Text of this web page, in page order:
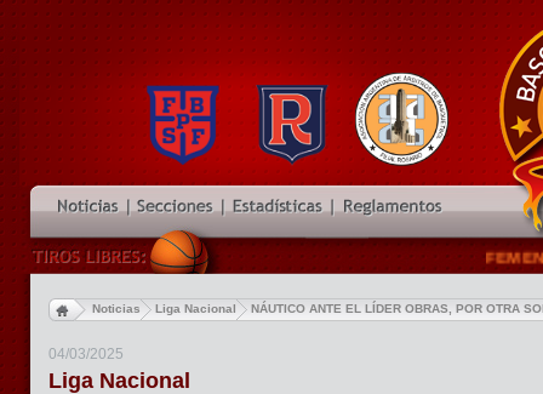
Noticias Liga Nacional NÁUTICO ANTE EL LÍDER OBRAS, POR OTRA
04/03/2025
Liga Nacional